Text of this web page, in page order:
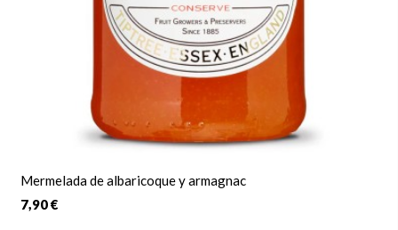
Mermelada de albaricoque y armagnac
7,90 €